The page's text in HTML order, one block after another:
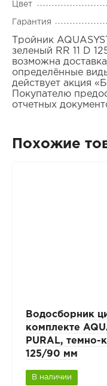
Цвет
Гарантия
Тройник
зеленый RR 11 D
возможна
определённые
действует акция
Покупателю
отчетных
Похожие
Водосборник
комплекте
PURAL, темно-
125/90 мм
В наличии